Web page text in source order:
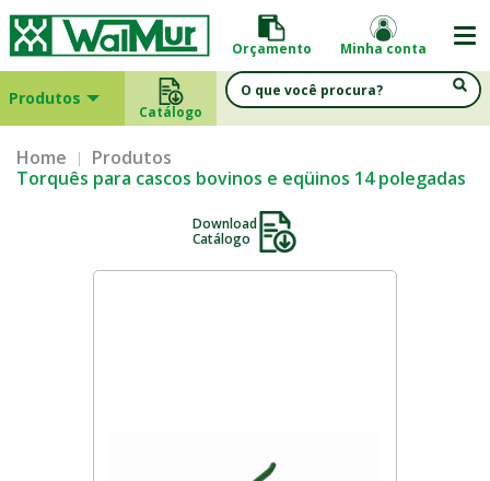
Orçamento Minha conta
Produtos
Catálogo
Home
Produtos
Torquês para cascos bovinos e eqüinos 14 polegadas
Download
Catálogo